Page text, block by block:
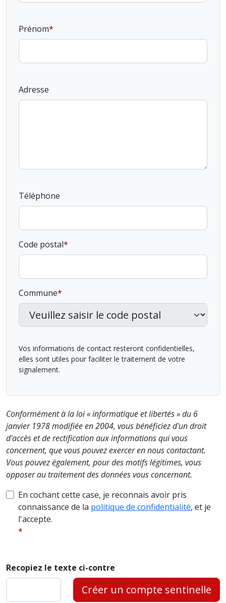
Prénom
Adresse
Téléphone
Code postal
Commune
Vos informations de contact resteront confidentielles,
elles sont utiles pour faciliter le traitement de votre
signalement.
Conformément à la loi « informatique et libertés » du 6
janvier 1978 modifiée en 2004, vous bénéficiez d'un droit
d'accès et de rectification aux informations qui vous
concernent, que vous pouvez exercer en nous contactant.
Vous pouvez également, pour des motifs légitimes, vous
opposer au traitement des données vous concernant.
En cochant cette case, je reconnais avoir pris
connaissance de la politique de confidentialité, et je
l'accepte.
Recopiez le texte ci-contre
Créer un compte sentinelle